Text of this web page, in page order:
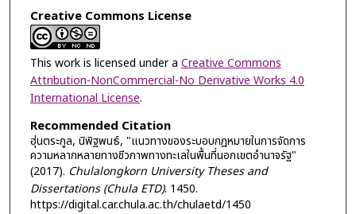
Creative Commons License
This work is licensed under a Creative Commons
Attribution-NonCommercial-No Derivative Works 4.0
International License.
Recommended Citation
ฮุ่นตระกูล, นิพิฐพนธ์, "แนวทางของระบอบกฎหมายในการจัดการ
ความหลากหลายทางชีวภาพทางทะเลในพื้นที่นอกเขตอำนาจรัฐ"
(2017). Chulalongkorn University Theses and
Dissertations (Chula ETD). 1450.
https://digital.car.chula.ac.th/chulaetd/1450